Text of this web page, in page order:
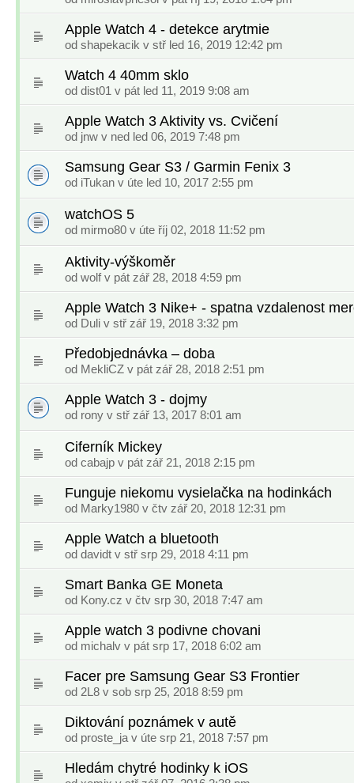
Apple Watch 4 - detekce arytmie
od shapekacik v stř led 16, 2019 12:42 pm
Watch 4 40mm sklo
od dist01 v pát led 11, 2019 9:08 am
Apple Watch 3 Aktivity vs. Cvičení
od jnw v ned led 06, 2019 7:48 pm
Samsung Gear S3 / Garmin Fenix 3
od iTukan v úte led 10, 2017 2:55 pm
watchOS 5
od mirmo80 v úte říj 02, 2018 11:52 pm
Aktivity-výškoměr
od wolfv pát zář 28, 2018 4:59 pm
Apple Watch 3 Nike+ - spatna vzdalenost
od Duli v stř zář 19, 2018 3:32 pm
Předobjednávka – doba
od MekliCZ v pát zář 28, 2018 2:51 pm
Apple Watch 3 - dojmy
od rony v stř zář 13, 2017 8:01 am
Ciferník Mickey
od cabajp v pát zář 21, 2018 2:15 pm
Funguje niekomu vysielačka na hodinkách
od Marky1980 v čtv zář 20, 2018 12:31 pm
Apple Watch a bluetooth
od davidt v stř srp 29, 2018 4:11 pm
Smart Banka GE Moneta
od Kony.cz v čtv srp 30, 2018 7:47 am
Apple watch 3 podivne chovani
od michalv v pát srp 17, 2018 6:02 am
Facer pre Samsung Gear S3 Frontier
od 2L8 v sob srp 25, 2018 8:59 pm
Diktování poznámek v autě
od proste_ja v úte srp 21, 2018 7:57 pm
Hledám chytré hodinky k iOS